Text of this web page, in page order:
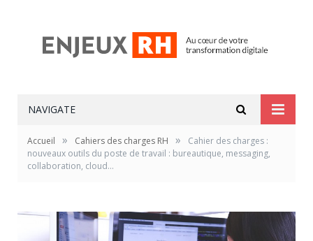
NAVIGATE
Accueil » Cahiers des charges RH »
Cahier des charges :
nouveaux outils du poste de travail : bureautique, messaging,
collaboration, cloud…